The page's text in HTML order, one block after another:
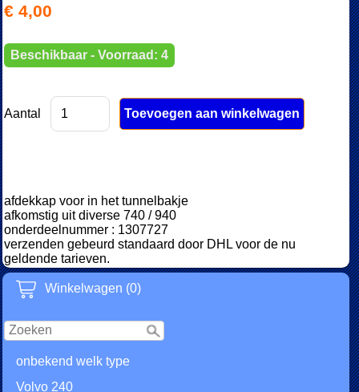
Winkelwagen (0)
onbekend welk type
Volvo 240
€ 4,00
Beschikbaar - Voorraad: 4
Aantal
afdekkap voor in het tunnelbakje
afkomstig uit diverse 740 / 940
onderdeelnummer : 1307727
verzenden gebeurd standaard door DHL voor de nu
geldende tarieven.